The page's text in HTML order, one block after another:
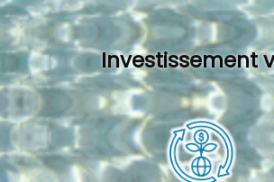
Investissement